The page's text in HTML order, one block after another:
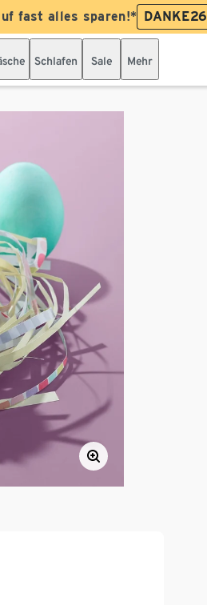
fast alles sparen!* DANKE26
Schlafen Sale Mehr